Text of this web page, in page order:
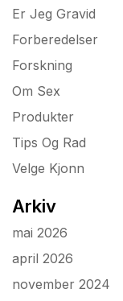
Er Jeg Gravid
Forberedelser
Forskning
Om Sex
Produkter
Tips Og Rad
Velge Kjonn
Arkiv
mai 2026
april 2026
november 2024